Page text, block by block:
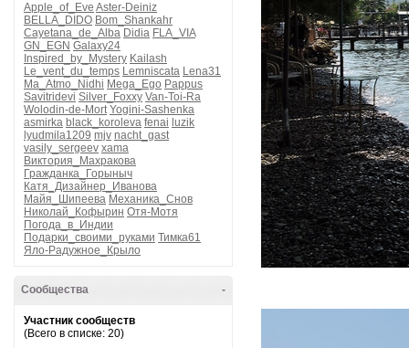
Apple_of_Eve Aster-Deiniz
BELLA_DIDO Bom_Shankahr
Cayetana_de_Alba Didia FLA_VIA
GN_EGN Galaxy24
Inspired_by_Mystery Kailash
Le_vent_du_temps Lemniscata Lena31
Ma_Atmo_Nidhi Mega_Ego Pappus
Savitridevi Silver_Foxxy Van-Toi-Ra
Wolodin-de-Mort Yogini-Sashenka
asmirka black_koroleva fenai luzik
lyudmila1209 mjv nacht_gast
vasily_sergeev xama
Виктория_Махракова
Гражданка_Горыныч
Катя_Дизайнер_Иванова
Майя_Шипеева Механика_Снов
Николай_Кофырин Отя-Мотя
Погода_в_Индии
Подарки_своими_руками Тимка61
Яло-Радужное_Крыло
-
Сообщества
Участник сообществ
(Всего в списке: 20)